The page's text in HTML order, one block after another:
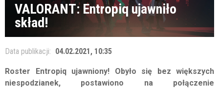
VALORANT: Entropiq ujawniło
skład!
Data publikacji: 04.02.2021, 10:35
Roster Entropiq ujawniony! Obyło się bez większych
niespodzianek, postawiono na połączenie